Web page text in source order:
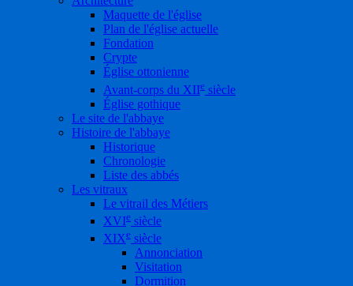
Maquette de l'église
Plan de l'église actuelle
Fondation
Crypte
Église ottonienne
Avant-corps du XIIe siècle
Église gothique
Le site de l'abbaye
Histoire de l'abbaye
Historique
Chronologie
Liste des abbés
Les vitraux
Le vitrail des Métiers
XVIe siècle
XIXe siècle
Annonciation
Visitation
Dormition